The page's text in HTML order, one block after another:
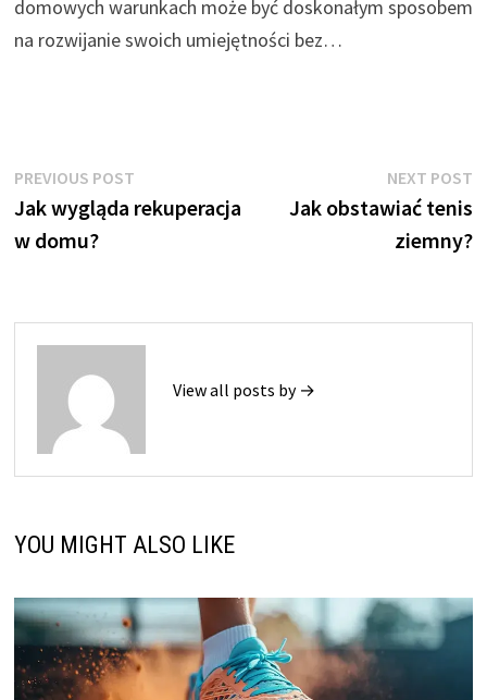
domowych warunkach może być doskonałym sposobem
na rozwijanie swoich umiejętności bez…
Nawigacja
wpisu
PREVIOUS POSTPrevious
post:
Jak wygląda rekuperacja
w domu?
NEXT POST
Jak obstawiać tenis
ziemny?
View all posts by →
YOU MIGHT ALSO LIKE